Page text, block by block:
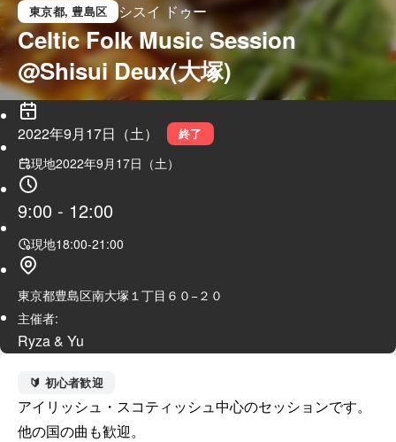
東京都, 豊島区 シスイ ドゥー
Celtic Folk Music Session
@Shisui Deux(大塚)
2022年9月17日（土） 終了
現地2022年9月17日（土）
9:00 - 12:00
現地18:00-21:00
東京都豊島区南大塚１丁目６０−２０
主催者:
Ryza & Yu
🔰 初心者歓迎
アイリッシュ・スコティッシュ中心のセッションです。
他の国の曲も歓迎。